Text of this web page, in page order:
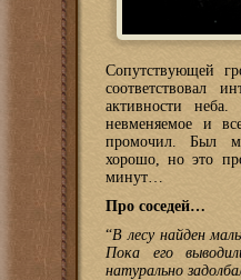
Сопутствующей
соответствовал
активности
невменяемое и
промочил. Был
хорошо, но это
минут…
Про соседей…
“В лесу найден
Пока его
натурально